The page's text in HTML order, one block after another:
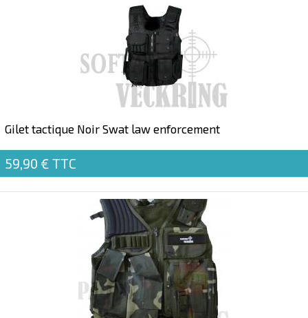
Gilet tactique Noir Swat law enforcement
59,90 € TTC